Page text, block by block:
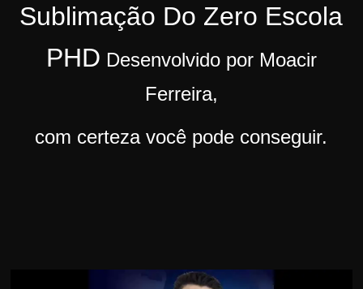
Sublimação Do Zero Escola
PHD Desenvolvido por Moacir
Ferreira,
com certeza você pode conseguir.